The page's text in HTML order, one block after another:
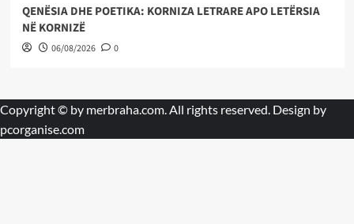
QENËSIA DHE POETIKA: KORNIZA LETRARE APO LETËRSIA
NË KORNIZË
06/08/2026 0
Copyright © by merbraha.com. All rights reserved. Design by
pcorganise.com